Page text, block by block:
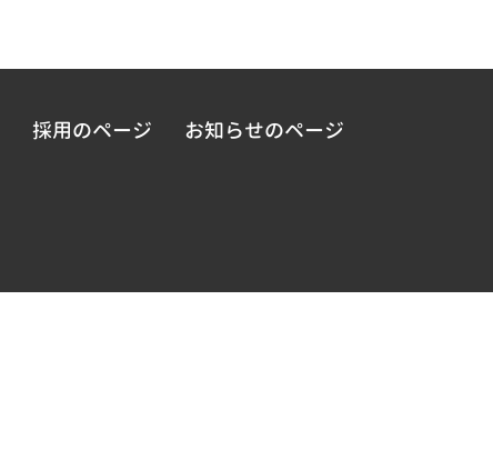
採用のページ
お知らせのページ